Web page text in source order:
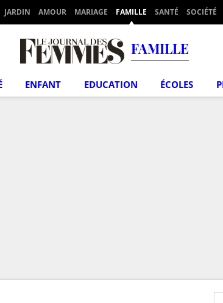
JARDIN AMOUR MARIAGE FAMILLE SANTÉ SOCIÉTÉ
FAMILLE
ENFANT EDUCATION ÉCOLES